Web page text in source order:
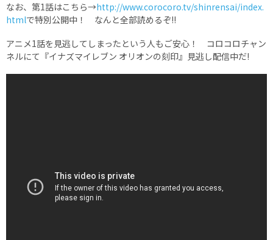
なお、第1話はこちら→http://www.corocoro.tv/shinrensai/index.
htmlで特別公開中！ なんと全部読めるぞ!!
アニメ1話を見逃してしまったという人もご安心！ コロコロチャン
ネルにて『イナズマイレブン オリオンの刻印』見逃し配信中だ!